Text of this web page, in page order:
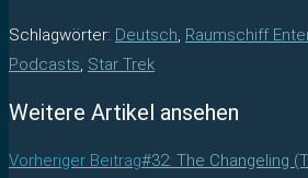
Schlagwörter: Deutsch, Raumschiff
Podcasts, Star Trek
Weitere Artikel ansehen
Vorheriger Beitrag#32: The Changeling